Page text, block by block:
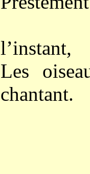
l’instant,
Les
chantant.